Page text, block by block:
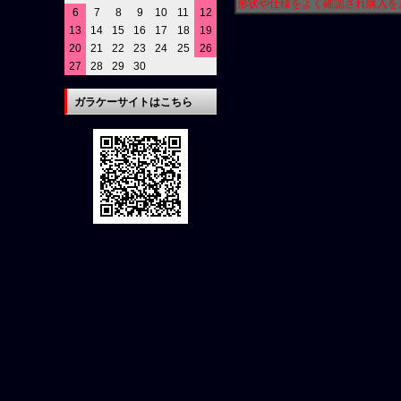
形状や仕様をよく確認され購入を
6
7 8 9 10 11
12
13
14 15 16 17 18
19
20
21 22 23 24 25
26
27
28 29 30
ガラケーサイトはこちら